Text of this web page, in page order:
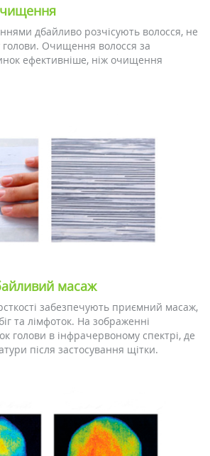
дбайливо розчісують волосся, не
Очищення волосся за
ефективніше, ніж очищення
масаж
забезпечують приємний масаж,
та лімфоток. На зображенні
голови в інфрачервоному спектрі, де
після застосування щітки.